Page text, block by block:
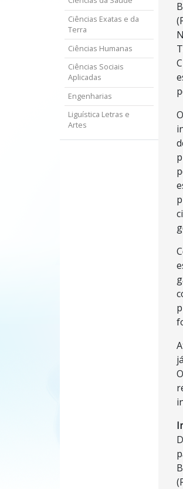
Ciências Exatas e da
Terra
Ciências Humanas
Ciências Sociais
Aplicadas
Engenharias
Liguística Letras e
Artes